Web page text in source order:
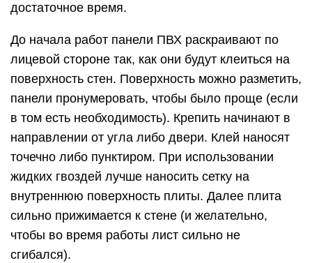
достаточное время.
До начала работ панели ПВХ раскраивают по
лицевой стороне так, как они будут клеиться на
поверхность стен. Поверхность можно разметить,
панели пронумеровать, чтобы было проще (если
в том есть необходимость). Крепить начинают в
направлении от угла либо двери. Клей наносят
точечно либо пунктиром. При использовании
жидких гвоздей лучше наносить сетку на
внутреннюю поверхность плиты. Далее плита
сильно прижимается к стене (и желательно,
чтобы во время работы лист сильно не
сгибался).